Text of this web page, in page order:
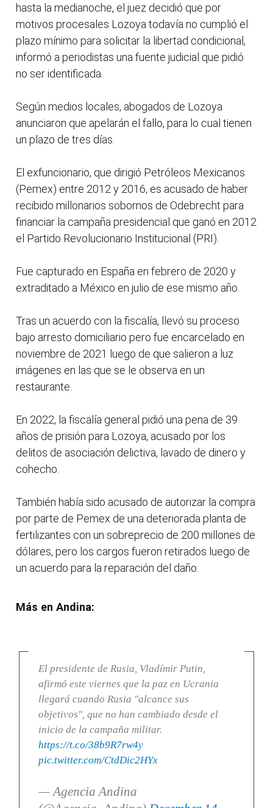
hasta la medianoche, el juez decidió que por
motivos procesales Lozoya todavía no cumplió el
plazo mínimo para solicitar la libertad condicional,
informó a periodistas una fuente judicial que pidió
no ser identificada.
Según medios locales, abogados de Lozoya
anunciaron que apelarán el fallo, para lo cual tienen
un plazo de tres días.
El exfuncionario, que dirigió Petróleos Mexicanos
(Pemex) entre 2012 y 2016, es acusado de haber
recibido millonarios sobornos de Odebrecht para
financiar la campaña presidencial que ganó en 2012
el Partido Revolucionario Institucional (PRI).
Fue capturado en España en febrero de 2020 y
extraditado a México en julio de ese mismo año.
Tras un acuerdo con la fiscalía, llevó su proceso
bajo arresto domiciliario pero fue encarcelado en
noviembre de 2021 luego de que salieron a luz
imágenes en las que se le observa en un
restaurante.
En 2022, la fiscalía general pidió una pena de 39
años de prisión para Lozoya, acusado por los
delitos de asociación delictiva, lavado de dinero y
cohecho.
También había sido acusado de autorizar la compra
por parte de Pemex de una deteriorada planta de
fertilizantes con un sobreprecio de 200 millones de
dólares, pero los cargos fueron retirados luego de
un acuerdo para la reparación del daño.
Más en Andina:
El presidente de Rusia, Vladímir Putin,
afirmó este viernes que la paz en Ucrania
llegará cuando Rusia "alcance sus
objetivos", que no han cambiado desde el
inicio de la campaña militar.
https://t.co/38b9R7rw4y
pic.twitter.com/CtdDic2HYx
— Agencia Andina